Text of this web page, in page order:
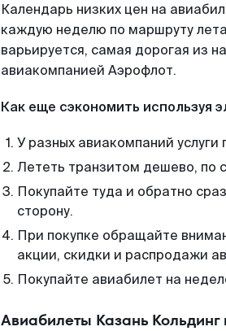
Календарь низких цен на
каждую неделю по маршруту
варьируется, самая дорогая из
авиакомпанией Аэрофлот.
Как еще сэкономить используя
У разных авиакомпаний
Лететь транзитом дешево, по
Покупайте туда и обратно
сторону.
При покупке обращайте
акции, скидки и распродажи
Покупайте авиабилет на
Авиабилеты Казань